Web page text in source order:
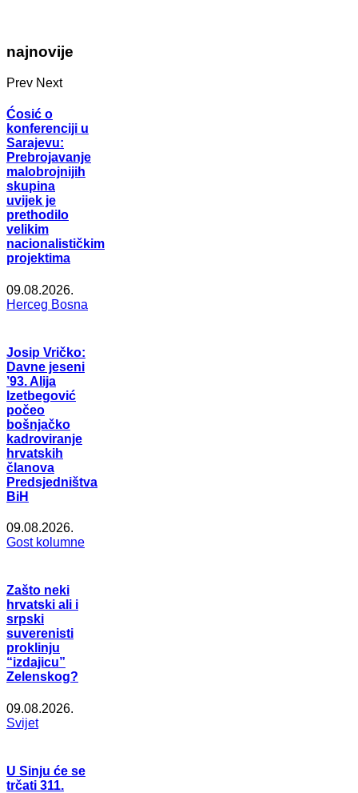
najnovije
Prev Next
Ćosić o
konferenciji u
Sarajevu:
Prebrojavanje
malobrojnijih
skupina
uvijek je
prethodilo
velikim
nacionalističkim
projektima
09.08.2026.
Herceg Bosna
Josip Vričko:
Davne jeseni
’93. Alija
Izetbegović
počeo
bošnjačko
kadroviranje
hrvatskih
članova
Predsjedništva
BiH
09.08.2026.
Gost kolumne
Zašto neki
hrvatski ali i
srpski
suverenisti
proklinju
“izdajicu”
Zelenskog?
09.08.2026.
Svijet
U Sinju će se
trčati 311.